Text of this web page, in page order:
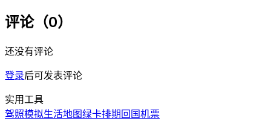
评论（0）
还没有评论
登录后可发表评论
实用工具
驾照模拟生活地图绿卡排期 回国机票